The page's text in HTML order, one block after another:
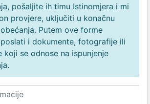
pošaljite ih timu Istinomjera i mi
provjere, uključiti u konačnu
Putem ove forme
i dokumente, fotografije ili
koji se odnose na ispunjenje